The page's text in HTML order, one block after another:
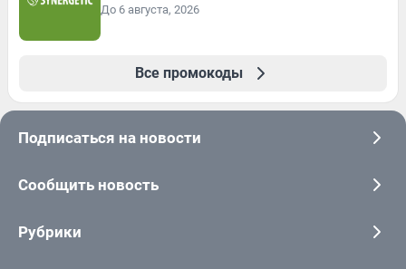
До 6 августа, 2026
Все промокоды
Подписаться на новости
Сообщить новость
Рубрики